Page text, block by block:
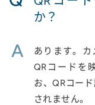
か？
A
あります。
QRコードを
お、QRコー
されません。